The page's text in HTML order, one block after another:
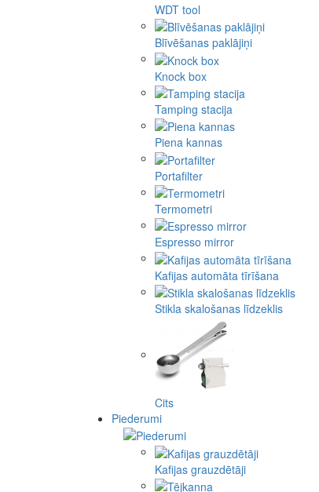
WDT tool
Blīvēšanas paklājiņi
Knock box
Tamping stacija
Piena kannas
Portafilter
Termometri
Espresso mirror
Kafijas automāta tīrīšana
Stikla skalošanas līdzeklis
Cits
Piederumi
Kafijas grauzdētāji